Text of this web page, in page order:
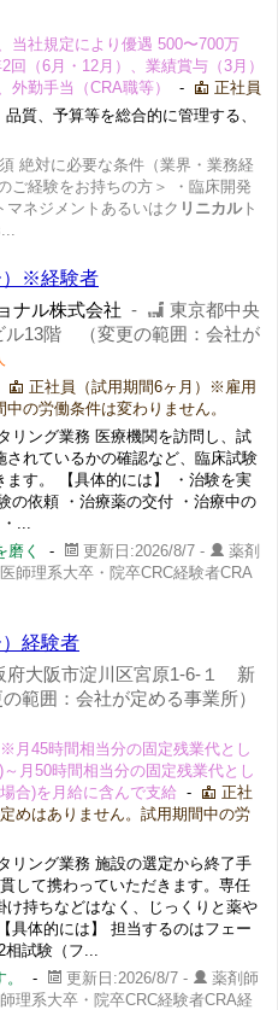
当社規定により優遇 500〜700万
回（6月・12月）、業績賞与（3月）
外勤手当（CRA職等）
-
正社員
質、予算等を総合的に管理する、
絶対に必要な条件（業界・業務経
ご経験をお持ちの方＞ ・臨床開発
ネジメントあるいはク リニカルト
）※経験者
ナル株式会社 -
東京都中央
13階 （変更の範囲：会社が
正社員（試用期間6ヶ月）※雇用
の労働条件は変わりません。
リング業務 医療機関を訪問し、試
れているかの確認など、臨床試験
す。 【具体的には】 ・治験を実
の依頼 ・治療薬の交付 ・治療中の
...
磨く
- 更新日:2026/8/7 -
薬剤
師理系大卒・院卒CRC経験者CRA
経験者
府大阪市淀川区宮原1-6-１ 新
範囲：会社が定める事業所）
45時間相当分の固定残業代とし
月50時間相当分の固定残業代とし
合)を月給に含んで支給 -
正社
めはありません。試用期間中の労
リング業務 施設の選定から終了手
して携わっていただきます。専任
持ちなどはなく、じっくりと薬や
具体的には】 担当するのはフェー
試験（フ...
- 更新日:2026/8/7 -
薬剤師
理系大卒・院卒CRC経験者CRA経